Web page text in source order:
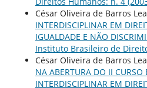
César Oliveira de Barros
INTERDISCIPLINAR EM
IGUALDADE E NÃO
Instituto Brasileiro de
César Oliveira de Barros
NA ABERTURA DO II CURSO
INTERDISCIPLINAR EM